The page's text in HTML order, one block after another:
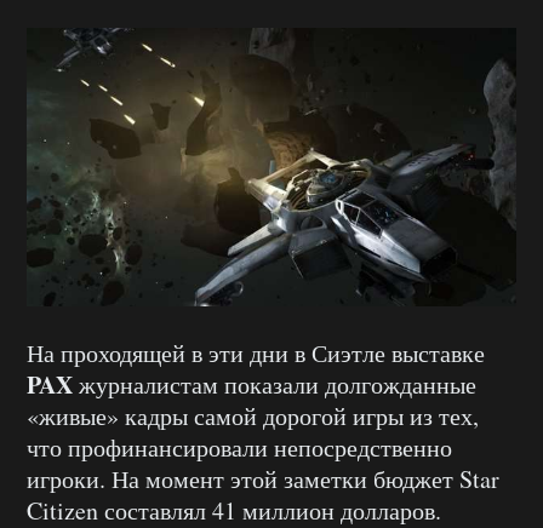
На проходящей в эти дни в Сиэтле выставке
PAXжурналистам показали долгожданные
«живые» кадры самой дорогой игры из тех,
что профинансировали непосредственно
игроки. На момент этой заметки бюджет Star
Citizen составлял 41 миллион долларов.